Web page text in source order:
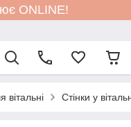
ONLINE!
вітальні Стінки у